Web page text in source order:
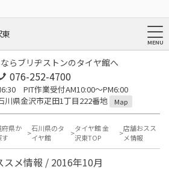
らブリヂストンのタイヤ館へ
076-252-4700
PIT作業受付AM10:00～PM6:00
県金沢市疋田1丁目222番地
Map
府県か
す
石川県のタ
イヤ館
タイヤ館 金
沢東TOP
店舗おスス
メ情報
スメ情報 / 2016年10月